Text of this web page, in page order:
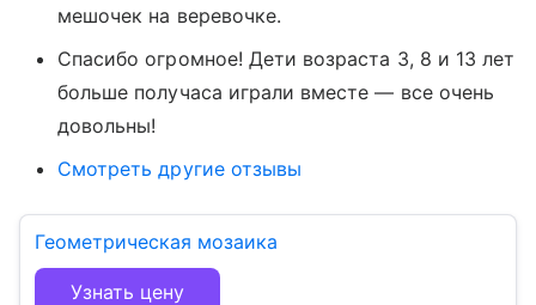
мешочек на веревочке.
Спасибо огромное! Дети возраста 3, 8 и 13 лет
больше получаса играли вместе — все очень
довольны!
Смотреть другие отзывы
Геометрическая мозаика
Узнать цену